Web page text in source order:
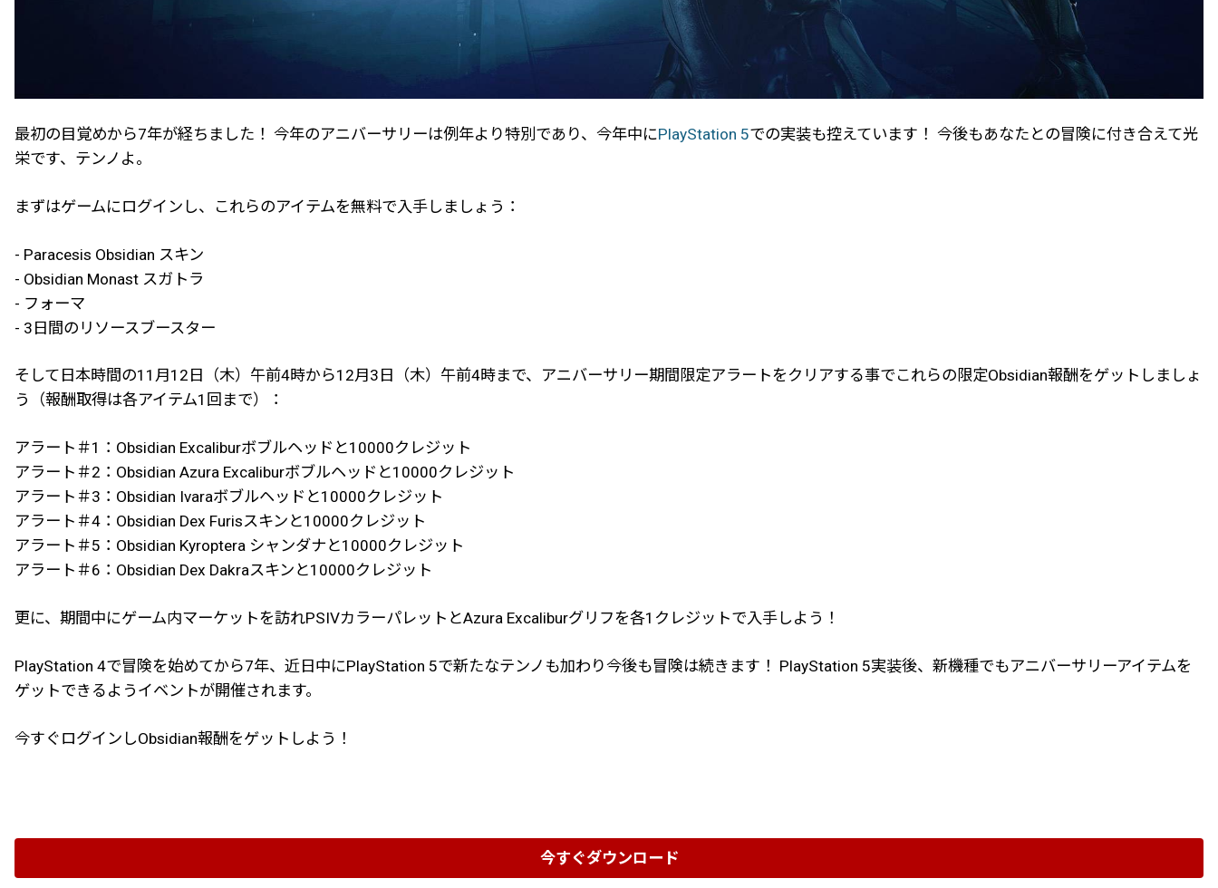
最初の目覚めから7年が経ちました！ 今年のアニバーサリーは例年より特別であり、今年中にPlayStation 5での実装も控えています！ 今後もあなたとの冒険に付き合えて光
栄です、テンノよ。
まずはゲームにログインし、これらのアイテムを無料で入手しましょう：
- Paracesis Obsidian スキン
- Obsidian Monast スガトラ
- フォーマ
- 3日間のリソースブースター
そして日本時間の11月12日（木）午前4時から12月3日（木）午前4時まで、アニバーサリー期間限定アラートをクリアする事でこれらの限定Obsidian報酬をゲットしましょ
う（報酬取得は各アイテム1回まで）：
アラート＃1：Obsidian Excaliburボブルヘッドと10000クレジット
アラート＃2：Obsidian Azura Excaliburボブルヘッドと10000クレジット
アラート＃3：Obsidian Ivaraボブルヘッドと10000クレジット
アラート＃4：Obsidian Dex Furisスキンと10000クレジット
アラート＃5：Obsidian Kyroptera シャンダナと10000クレジット
アラート＃6：Obsidian Dex Dakraスキンと10000クレジット
更に、期間中にゲーム内マーケットを訪れPSIVカラーパレットとAzura Excaliburグリフを各1クレジットで入手しよう！
PlayStation 4で冒険を始めてから7年、近日中にPlayStation 5で新たなテンノも加わり今後も冒険は続きます！ PlayStation 5実装後、新機種でもアニバーサリーアイテムを
ゲットできるようイベントが開催されます。
今すぐログインしObsidian報酬をゲットしよう！
今すぐダウンロード